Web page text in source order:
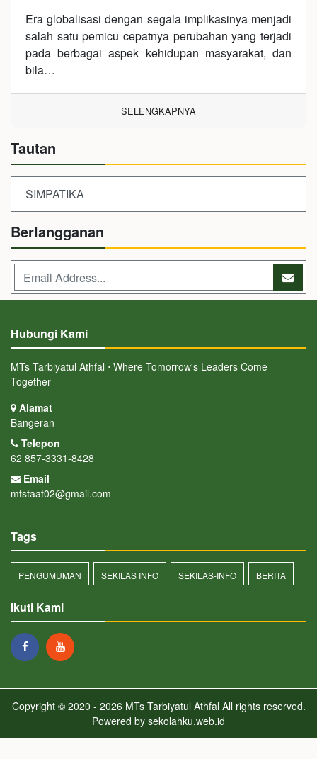
Era globalisasi dengan segala implikasinya menjadi
salah satu pemicu cepatnya perubahan yang terjadi
pada berbagai aspek kehidupan masyarakat, dan
bila…
SELENGKAPNYA
Tautan
SIMPATIKA
Berlangganan
Hubungi Kami
MTs Tarbiyatul Athfal ⋅ Where Tomorrow's Leaders Come
Together
Alamat
Bangeran
Telepon
62 857-3331-8428
Email
mtstaat02@gmail.com
Tags
PENGUMUMAN SEKILAS INFO SEKILAS-INFO BERITA
Ikuti Kami
Copyright © 2020 - 2026 MTs Tarbiyatul Athfal All rights reserved.
Powered by sekolahku.web.id